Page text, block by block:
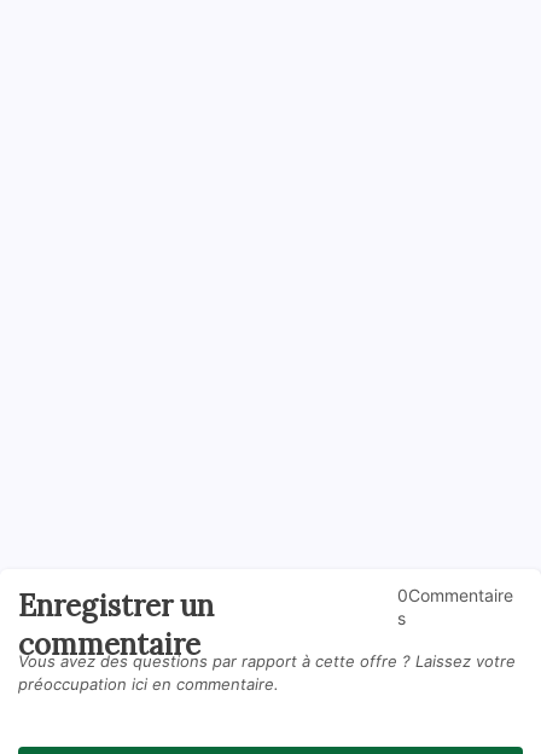
Enregistrer un
commentaire
0Commentaire
s
Vous avez des questions par rapport à cette offre ? Laissez votre
préoccupation ici en commentaire.